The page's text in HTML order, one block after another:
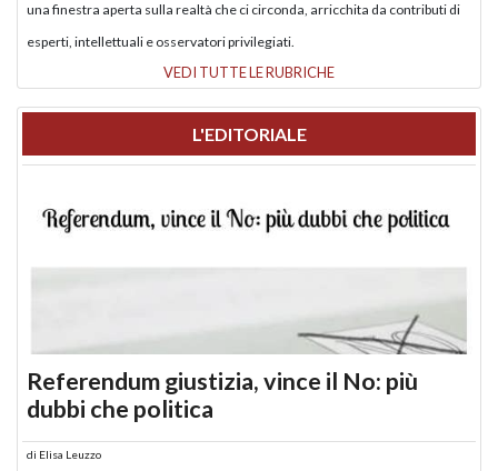
una finestra aperta sulla realtà che ci circonda, arricchita da contributi di
esperti, intellettuali e osservatori privilegiati.
VEDI TUTTE LE RUBRICHE
L'EDITORIALE
Referendum giustizia, vince il No: più
dubbi che politica
di Elisa Leuzzo